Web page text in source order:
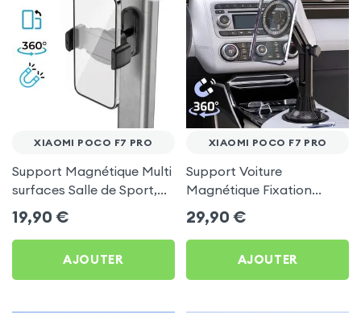
XIAOMI POCO F7 PRO
Support Magnétique Multi
surfaces Salle de Sport,
frigo pour Xiaomi Poco F7
Pro
19,90 €
AJOUTER
XIAOMI POCO F7 PRO
Support Voiture
Magnétique Fixation
Porte-gobelet pour
Xiaomi Poco F7 Pro
29,90 €
AJOUTER